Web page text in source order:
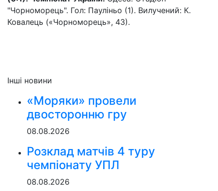
"Чорноморець". Гол: Пауліньо (1). Вилучений: К.
Ковалець («Чорноморець», 43).
Інші новини
«Моряки» провели
двосторонню гру
08.08.2026
Розклад матчів 4 туру
чемпіонату УПЛ
08.08.2026